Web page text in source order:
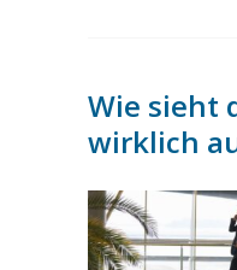
Wie sieht
wirklich